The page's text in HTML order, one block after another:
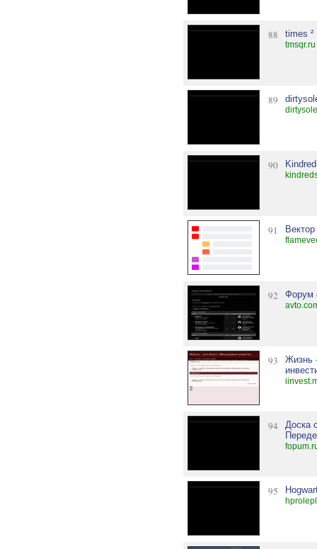
88 times ²
tmsqr.ru
89
90
91
92 Форум
93
Жизнь
94
Доска
95